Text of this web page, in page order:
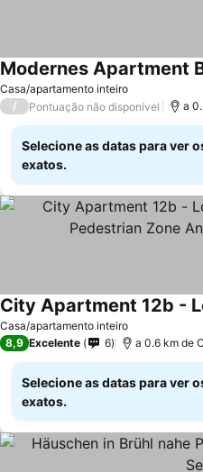
Casa/apartamento inteiro
Modernes Apartment
/ Pontuação não disponível a
Selecione as datas para ver
exatos.
Casa/apartamento inteiro
8,9 Excelente 6 a 0.6 km de
Selecione as datas para ver
exatos.